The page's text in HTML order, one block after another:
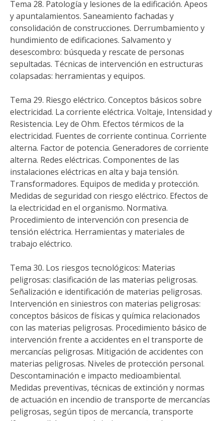
Tema 28. Patología y lesiones de la edificación. Apeos
y apuntalamientos. Saneamiento fachadas y
consolidación de construcciones. Derrumbamiento y
hundimiento de edificaciones. Salvamento y
desescombro: búsqueda y rescate de personas
sepultadas. Técnicas de intervención en estructuras
colapsadas: herramientas y equipos.
Tema 29. Riesgo eléctrico. Conceptos básicos sobre
electricidad. La corriente eléctrica. Voltaje, Intensidad y
Resistencia. Ley de Ohm. Efectos térmicos de la
electricidad. Fuentes de corriente continua. Corriente
alterna. Factor de potencia. Generadores de corriente
alterna. Redes eléctricas. Componentes de las
instalaciones eléctricas en alta y baja tensión.
Transformadores. Equipos de medida y protección.
Medidas de seguridad con riesgo eléctrico. Efectos de
la electricidad en el organismo. Normativa.
Procedimiento de intervención con presencia de
tensión eléctrica. Herramientas y materiales de
trabajo eléctrico.
Tema 30. Los riesgos tecnológicos: Materias
peligrosas: clasificación de las materias peligrosas.
Señalización e identificación de materias peligrosas.
Intervención en siniestros con materias peligrosas:
conceptos básicos de físicas y química relacionados
con las materias peligrosas. Procedimiento básico de
intervención frente a accidentes en el transporte de
mercancías peligrosas. Mitigación de accidentes con
materias peligrosas. Niveles de protección personal.
Descontaminación e impacto medioambiental.
Medidas preventivas, técnicas de extinción y normas
de actuación en incendio de transporte de mercancías
peligrosas, según tipos de mercancía, transporte